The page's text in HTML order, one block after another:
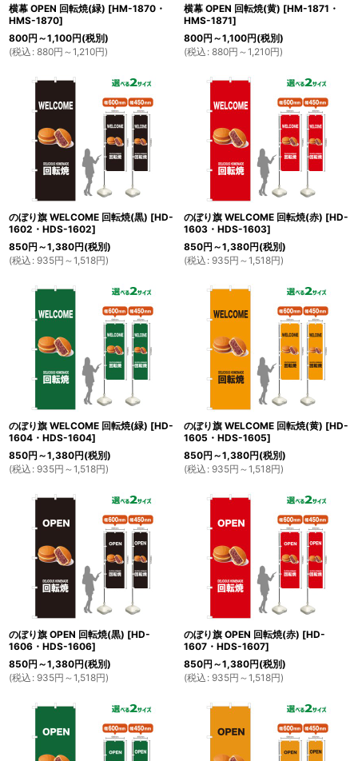
横幕 OPEN 回転焼(緑) [HM-1870・
HMS-1870]
800円 ～1,100円(税別)
(税込 : 880円 ～1,210円)
横幕 OPEN 回転焼(黄) [HM-1871・
HMS-1871]
800円 ～1,100円(税別)
(税込 : 880円 ～1,210円)
のぼり旗 WELCOME 回転焼(黒) [HD-
1602・HDS-1602]
850円 ～1,380円(税別)
(税込 : 935円 ～1,518円)
のぼり旗 WELCOME 回転焼(赤) [HD-
1603・HDS-1603]
850円 ～1,380円(税別)
(税込 : 935円 ～1,518円)
のぼり旗 WELCOME 回転焼(緑) [HD-
1604・HDS-1604]
850円 ～1,380円(税別)
(税込 : 935円 ～1,518円)
のぼり旗 WELCOME 回転焼(黄) [HD-
1605・HDS-1605]
850円 ～1,380円(税別)
(税込 : 935円 ～1,518円)
のぼり旗 OPEN 回転焼(黒) [HD-
1606・HDS-1606]
850円 ～1,380円(税別)
(税込 : 935円 ～1,518円)
のぼり旗 OPEN 回転焼(赤) [HD-
1607・HDS-1607]
850円 ～1,380円(税別)
(税込 : 935円 ～1,518円)